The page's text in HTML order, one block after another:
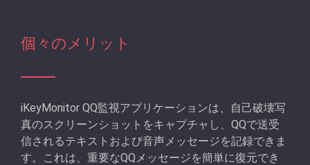
個々のメリット
iKeyMonitor QQ監視アプリケーションは、自己破壊写
真のスクリーンショットをキャプチャし、QQで送受
信されるテキストおよび音声メッセージを記録できま
す。これは、重要なQQメッセージを簡単に復元でき